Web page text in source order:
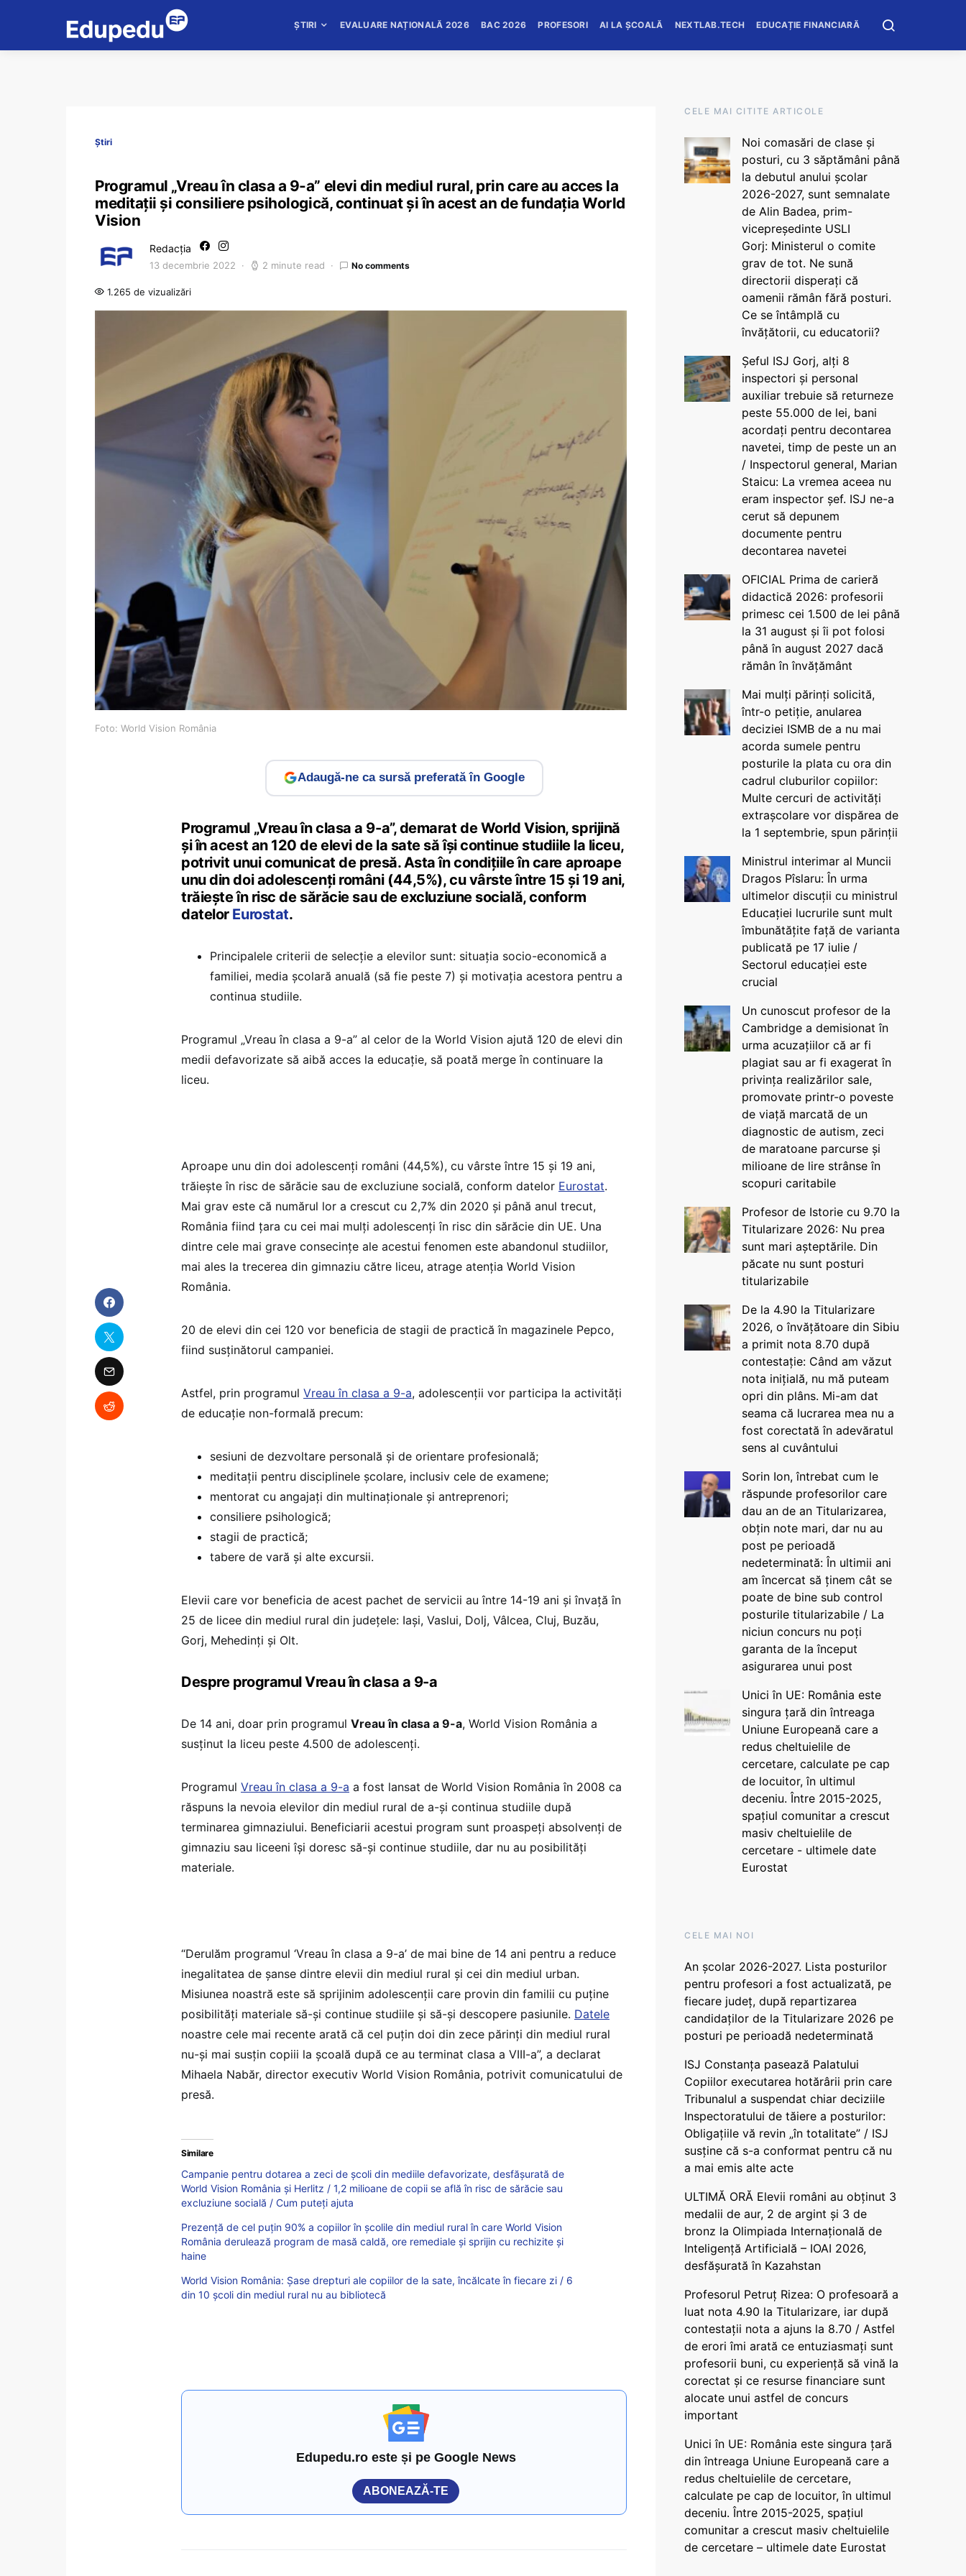
ȘTIRI EVALUARE NAȚIONALĂ 2026 BAC 2026 PROFESORI AI LA ȘCOALĂ NEXTLAB.TECH EDUCAȚIE FINANCIARĂ
Știri
Programul „Vreau în clasa a 9-a” elevi din mediul rural, prin care au acces la
meditații și consiliere psihologică, continuat și în acest an de fundația World
Vision
Redacția
13 decembrie 2022 2 minute read No comments
1.265 de vizualizări
Foto: World Vision România
Adaugă-ne ca sursă preferată în Google
Programul „Vreau în clasa a 9-a”, demarat de World Vision, sprijină
și în acest an 120 de elevi de la sate să își continue studiile la liceu,
potrivit unui comunicat de presă. Asta în condițiile în care aproape
unu din doi adolescenți români (44,5%), cu vârste între 15 și 19 ani,
trăiește în risc de sărăcie sau de excluziune socială, conform
datelor Eurostat.
Principalele criterii de selecție a elevilor sunt: situația socio-economică a
familiei, media școlară anuală (să fie peste 7) și motivația acestora pentru a
continua studiile.
Programul „Vreau în clasa a 9-a” al celor de la World Vision ajută 120 de elevi din
medii defavorizate să aibă acces la educație, să poată merge în continuare la
liceu.
Aproape unu din doi adolescenți români (44,5%), cu vârste între 15 și 19 ani,
trăiește în risc de sărăcie sau de excluziune socială, conform datelor Eurostat.
Mai grav este că numărul lor a crescut cu 2,7% din 2020 și până anul trecut,
România fiind țara cu cei mai mulți adolescenți în risc din sărăcie din UE. Una
dintre cele mai grave consecințe ale acestui fenomen este abandonul studiilor,
mai ales la trecerea din gimnaziu către liceu, atrage atenția World Vision
România.
20 de elevi din cei 120 vor beneficia de stagii de practică în magazinele Pepco,
fiind susținătorul campaniei.
Astfel, prin programul Vreau în clasa a 9-a, adolescenții vor participa la activități
de educație non-formală precum:
sesiuni de dezvoltare personală și de orientare profesională;
meditații pentru disciplinele școlare, inclusiv cele de examene;
mentorat cu angajați din multinaționale și antreprenori;
consiliere psihologică;
stagii de practică;
tabere de vară și alte excursii.
Elevii care vor beneficia de acest pachet de servicii au între 14-19 ani și învață în
25 de licee din mediul rural din județele: Iași, Vaslui, Dolj, Vâlcea, Cluj, Buzău,
Gorj, Mehedinți și Olt.
Despre programul Vreau în clasa a 9-a
De 14 ani, doar prin programul Vreau în clasa a 9-a, World Vision România a
susținut la liceu peste 4.500 de adolescenți.
Programul Vreau în clasa a 9-a a fost lansat de World Vision România în 2008 ca
răspuns la nevoia elevilor din mediul rural de a-și continua studiile după
terminarea gimnaziului. Beneficiarii acestui program sunt proaspeţi absolvenţi de
gimnaziu sau liceeni își doresc să-și continue studiile, dar nu au posibilităţi
materiale.
“Derulăm programul ‘Vreau în clasa a 9-a’ de mai bine de 14 ani pentru a reduce
inegalitatea de șanse dintre elevii din mediul rural și cei din mediul urban.
Misiunea noastră este să sprijinim adolescenții care provin din familii cu puține
posibilități materiale să-și continue studiile și să-și descopere pasiunile. Datele
noastre cele mai recente arată că cel puțin doi din zece părinți din mediul rural
nu-și mai susțin copiii la școală după ce au terminat clasa a VIII-a”, a declarat
Mihaela Nabăr, director executiv World Vision România, potrivit comunicatului de
presă.
Similare
Campanie pentru dotarea a zeci de școli din mediile defavorizate, desfășurată de
World Vision România și Herlitz / 1,2 milioane de copii se află în risc de sărăcie sau
excluziune socială / Cum puteți ajuta
Prezență de cel puțin 90% a copiilor în școlile din mediul rural în care World Vision
România derulează program de masă caldă, ore remediale și sprijin cu rechizite și
haine
World Vision România: Şase drepturi ale copiilor de la sate, încălcate în fiecare zi / 6
din 10 școli din mediul rural nu au bibliotecă
Edupedu.ro este și pe Google News
ABONEAZĂ-TE
CELE MAI CITITE ARTICOLE
Noi comasări de clase și
posturi, cu 3 săptămâni până
la debutul anului școlar
2026-2027, sunt semnalate
de Alin Badea, prim-
vicepreședinte USLI
Gorj: Ministerul o comite
grav de tot. Ne sună
directorii disperați că
oamenii rămân fără posturi.
Ce se întâmplă cu
învățătorii, cu educatorii?
Șeful ISJ Gorj, alți 8
inspectori și personal
auxiliar trebuie să returneze
peste 55.000 de lei, bani
acordați pentru decontarea
navetei, timp de peste un an
/ Inspectorul general, Marian
Staicu: La vremea aceea nu
eram inspector șef. ISJ ne-a
cerut să depunem
documente pentru
decontarea navetei
OFICIAL Prima de carieră
didactică 2026: profesorii
primesc cei 1.500 de lei până
la 31 august și îi pot folosi
până în august 2027 dacă
rămân în învățământ
Mai mulți părinți solicită,
într-o petiție, anularea
deciziei ISMB de a nu mai
acorda sumele pentru
posturile la plata cu ora din
cadrul cluburilor copiilor:
Multe cercuri de activități
extrașcolare vor dispărea de
la 1 septembrie, spun părinții
Ministrul interimar al Muncii
Dragos Pîslaru: În urma
ultimelor discuții cu ministrul
Educației lucrurile sunt mult
îmbunătățite față de varianta
publicată pe 17 iulie /
Sectorul educației este
crucial
Un cunoscut profesor de la
Cambridge a demisionat în
urma acuzațiilor că ar fi
plagiat sau ar fi exagerat în
privința realizărilor sale,
promovate printr-o poveste
de viață marcată de un
diagnostic de autism, zeci
de maratoane parcurse și
milioane de lire strânse în
scopuri caritabile
Profesor de Istorie cu 9.70 la
Titularizare 2026: Nu prea
sunt mari așteptările. Din
păcate nu sunt posturi
titularizabile
De la 4.90 la Titularizare
2026, o învățătoare din Sibiu
a primit nota 8.70 după
contestație: Când am văzut
nota inițială, nu mă puteam
opri din plâns. Mi-am dat
seama că lucrarea mea nu a
fost corectată în adevăratul
sens al cuvântului
Sorin Ion, întrebat cum le
răspunde profesorilor care
dau an de an Titularizarea,
obțin note mari, dar nu au
post pe perioadă
nedeterminată: În ultimii ani
am încercat să ținem cât se
poate de bine sub control
posturile titularizabile / La
niciun concurs nu poți
garanta de la început
asigurarea unui post
Unici în UE: România este
singura țară din întreaga
Uniune Europeană care a
redus cheltuielile de
cercetare, calculate pe cap
de locuitor, în ultimul
deceniu. Între 2015-2025,
spațiul comunitar a crescut
masiv cheltuielile de
cercetare - ultimele date
Eurostat
CELE MAI NOI
An școlar 2026-2027. Lista posturilor
pentru profesori a fost actualizată, pe
fiecare județ, după repartizarea
candidaților de la Titularizare 2026 pe
posturi pe perioadă nedeterminată
ISJ Constanța pasează Palatului
Copiilor executarea hotărârii prin care
Tribunalul a suspendat chiar deciziile
Inspectoratului de tăiere a posturilor:
Obligațiile vă revin „în totalitate” / ISJ
susține că s-a conformat pentru că nu
a mai emis alte acte
ULTIMĂ ORĂ Elevii români au obținut 3
medalii de aur, 2 de argint și 3 de
bronz la Olimpiada Internațională de
Inteligență Artificială – IOAI 2026,
desfășurată în Kazahstan
Profesorul Petruț Rizea: O profesoară a
luat nota 4.90 la Titularizare, iar după
contestații nota a ajuns la 8.70 / Astfel
de erori îmi arată ce entuziasmați sunt
profesorii buni, cu experiență să vină la
corectat și ce resurse financiare sunt
alocate unui astfel de concurs
important
Unici în UE: România este singura țară
din întreaga Uniune Europeană care a
redus cheltuielile de cercetare,
calculate pe cap de locuitor, în ultimul
deceniu. Între 2015-2025, spațiul
comunitar a crescut masiv cheltuielile
de cercetare – ultimele date Eurostat